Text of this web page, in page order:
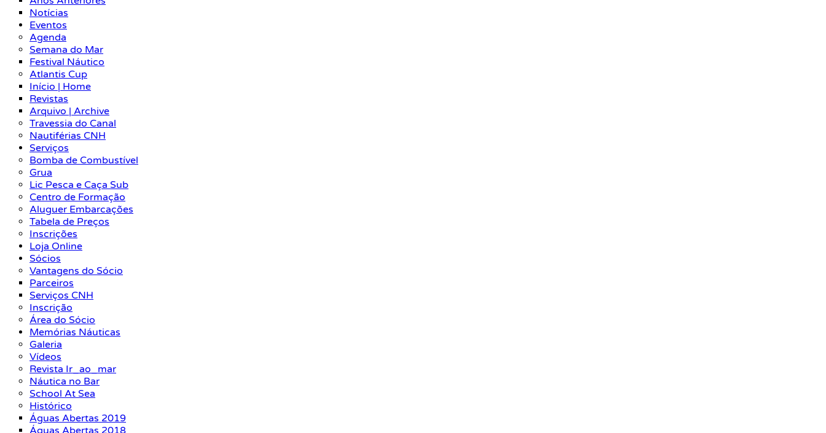
Notícias
Eventos
Agenda
Semana do Mar
Festival Náutico
Atlantis Cup
Início | Home
Revistas
Arquivo | Archive
Travessia do Canal
Nautiférias CNH
Serviços
Bomba de Combustível
Grua
Lic Pesca e Caça Sub
Centro de Formação
Aluguer Embarcações
Tabela de Preços
Inscrições
Loja Online
Sócios
Vantagens do Sócio
Parceiros
Serviços CNH
Inscrição
Área do Sócio
Memórias Náuticas
Galeria
Vídeos
Revista Ir_ao_mar
Náutica no Bar
School At Sea
Histórico
Águas Abertas 2019
Águas Abertas 2018